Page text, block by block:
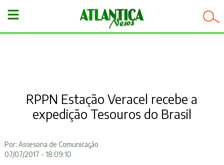
−
RPPN Estação Veracel recebe a
expedição Tesouros do Brasil
Por: Assesoria de Comunicação
07/07/2017 - 18:09:10